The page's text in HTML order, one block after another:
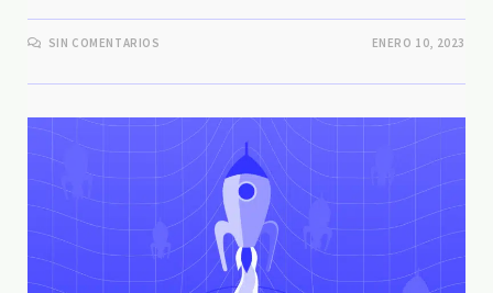
SIN COMENTARIOS ENERO 10, 2023